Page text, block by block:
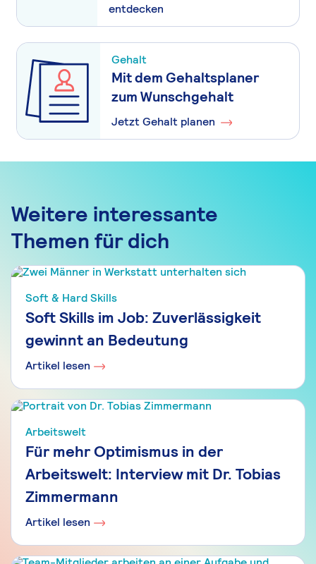
entdecken
Gehalt
Mit dem Gehaltsplaner
zum Wunschgehalt
Jetzt Gehalt planen
Weitere interessante
Themen für dich
Soft & Hard Skills
Soft Skills im Job: Zuverlässigkeit
gewinnt an Bedeutung
Artikel lesen
Arbeitswelt
Für mehr Optimismus in der
Arbeitswelt: Interview mit Dr. Tobias
Zimmermann
Artikel lesen